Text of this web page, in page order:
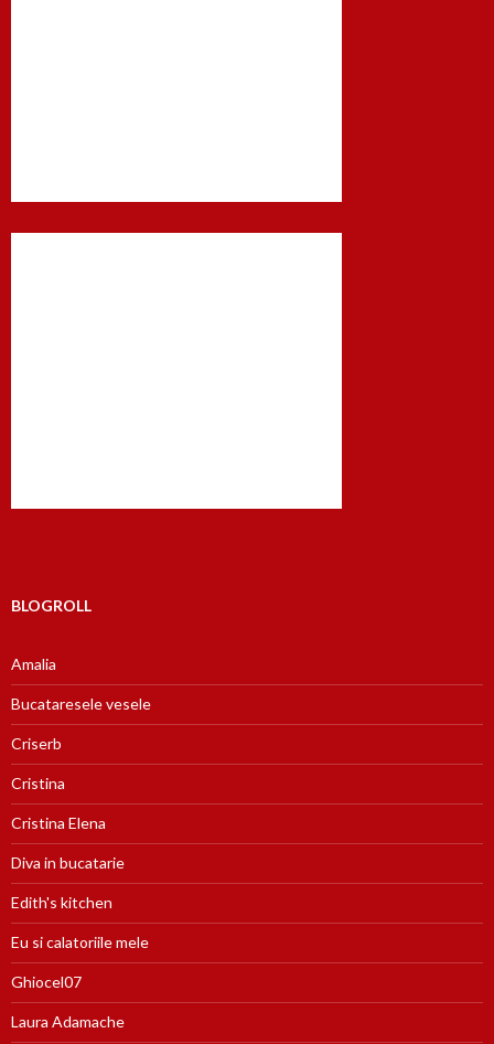
BLOGROLL
Amalia
Bucataresele vesele
Criserb
Cristina
Cristina Elena
Diva in bucatarie
Edith's kitchen
Eu si calatoriile mele
Ghiocel07
Laura Adamache